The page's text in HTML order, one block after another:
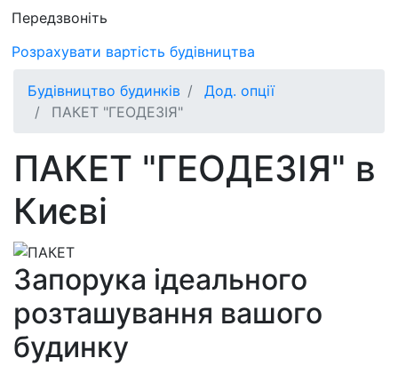
Передзвоніть
Розрахувати вартість будівництва
Будівництво будинків
Дод. опції
ПАКЕТ "ГЕОДЕЗІЯ"
ПАКЕТ "ГЕОДЕЗІЯ" в
Києві
Запорука ідеального
розташування вашого
будинку